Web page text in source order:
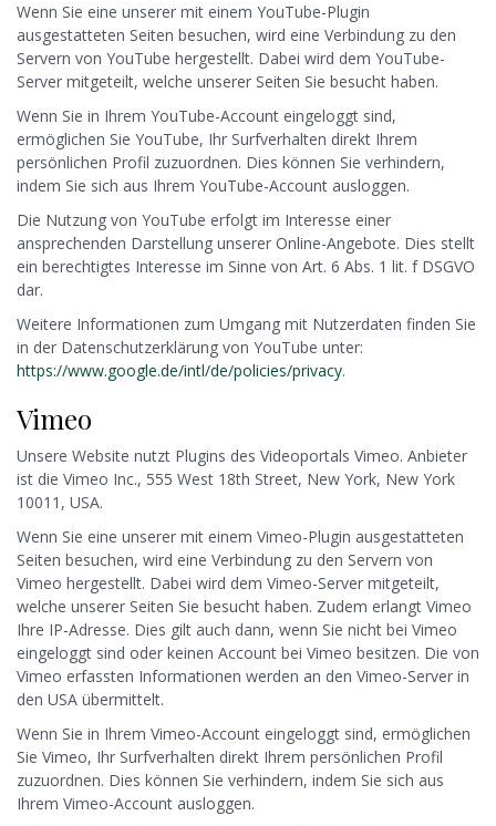
Wenn Sie eine unserer mit einem YouTube-Plugin
ausgestatteten Seiten besuchen, wird eine Verbindung zu den
Servern von YouTube hergestellt. Dabei wird dem YouTube-
Server mitgeteilt, welche unserer Seiten Sie besucht haben.
Wenn Sie in Ihrem YouTube-Account eingeloggt sind,
ermöglichen Sie YouTube, Ihr Surfverhalten direkt Ihrem
persönlichen Profil zuzuordnen. Dies können Sie verhindern,
indem Sie sich aus Ihrem YouTube-Account ausloggen.
Die Nutzung von YouTube erfolgt im Interesse einer
ansprechenden Darstellung unserer Online-Angebote. Dies stellt
ein berechtigtes Interesse im Sinne von Art. 6 Abs. 1 lit. f DSGVO
dar.
Weitere Informationen zum Umgang mit Nutzerdaten finden Sie
in der Datenschutzerklärung von YouTube unter:
https://www.google.de/intl/de/policies/privacy.
Vimeo
Unsere Website nutzt Plugins des Videoportals Vimeo. Anbieter
ist die Vimeo Inc., 555 West 18th Street, New York, New York
10011, USA.
Wenn Sie eine unserer mit einem Vimeo-Plugin ausgestatteten
Seiten besuchen, wird eine Verbindung zu den Servern von
Vimeo hergestellt. Dabei wird dem Vimeo-Server mitgeteilt,
welche unserer Seiten Sie besucht haben. Zudem erlangt Vimeo
Ihre IP-Adresse. Dies gilt auch dann, wenn Sie nicht bei Vimeo
eingeloggt sind oder keinen Account bei Vimeo besitzen. Die von
Vimeo erfassten Informationen werden an den Vimeo-Server in
den USA übermittelt.
Wenn Sie in Ihrem Vimeo-Account eingeloggt sind, ermöglichen
Sie Vimeo, Ihr Surfverhalten direkt Ihrem persönlichen Profil
zuzuordnen. Dies können Sie verhindern, indem Sie sich aus
Ihrem Vimeo-Account ausloggen.